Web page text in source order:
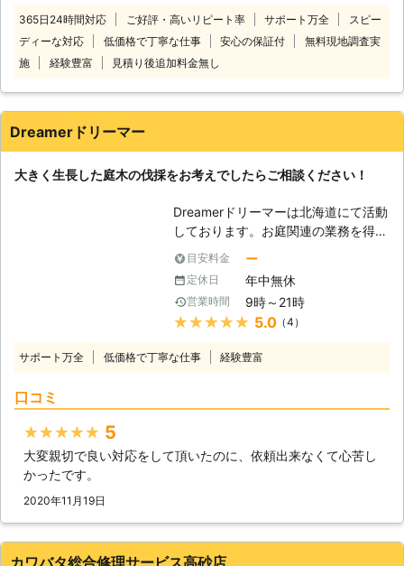
10年ほど経ちました。その前は建築
業を専門に50年以上の実績があり、
高所での作業に慣れていることが強み
です。木の上での作業をご依頼のとき
建築技術を活かした家の修理も承って
見て、お客様に寄り添ったサービスを
おこないます。 当店でできることな
ら何でも対応するので、まずはお電話
からお問い合わせください。現地調査
も無料でおこなっています。
24時間365日、無料でお電話でのご
相談をお受けしております。 【伐採
110番の4つの強み】 ・庭木や植木1本
けでも伐採、抜根をさせていただきま
「仕事で立ち合える時間がない」、
「実家が遠い」などの立ち合いが難し
ます。 ・作業が難しい場所でも対応
いたします。 高くて手の届かない場
所や、危険な場所などでも大丈夫で
んな場所でも作業いたします。 ・現
地調査や見積りは無料です。 伐採110
番では分かりやすい料金設定でお見積
後に追加料金が発生することはありま
365日24時間対応 ご好評・高いリピート率 サポート万全
スピー
ディーな対応
低価格で丁寧な仕事 安心の保証付
無料現地調査実
施
経験豊富 見積り後追加料金無し
Dreamerドリーマー
大きく生長した庭木の伐採をお考えでしたらご相談ください！
Dreamerドリーマーは北海道にて活動
しております。お庭関連の業務を得意
としており、雑草の草刈りから庭木の
伐採まで幅広く対応可能です。庭木の
伐採はあまり機会がないかもしれませ
んが、その分、近隣への配慮や安全作
業の徹底が重要となります。例え、庭
をつけなければ作業中に思わぬ方向に
となるとき】 庭木を植えるのは人そ
期入院、施設への入居などで管理でき
目安料金 ー
定休日 年中無休
営業時間 9時～21時
★★★★★ 5.0（4）
サポート万全 低価格で丁寧な仕事 経験豊富
口コミ
★★★★★ 5
大変親切で良い対応をして頂いたのに、依頼出来なくて心苦し
かったです。
2020年11月19日
カワバタ総合修理サービス高砂店